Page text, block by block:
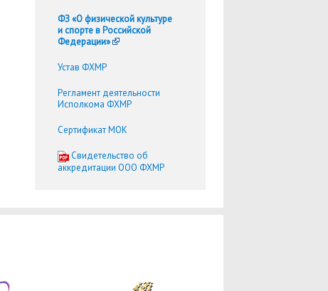
ФЗ «О физической культуре
и спорте в Российской
Федерации»
Устав ФХМР
Регламент деятельности
Исполкома ФХМР
Сертификат МОК
Cвидетельство об
аккредитации ООО ФХМР